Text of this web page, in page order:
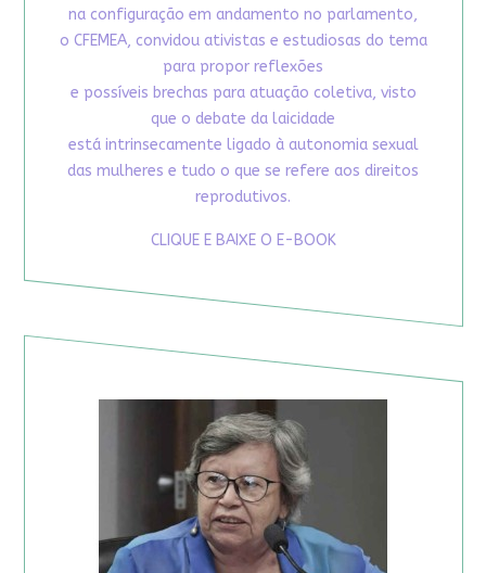
na configuração em andamento no parlamento,
o CFEMEA, convidou ativistas e estudiosas do tema
para propor reflexões
e possíveis brechas para atuação coletiva, visto
que o debate da laicidade
está intrinsecamente ligado à autonomia sexual
das mulheres e tudo o que se refere aos direitos
reprodutivos.
CLIQUE E BAIXE O E-BOOK